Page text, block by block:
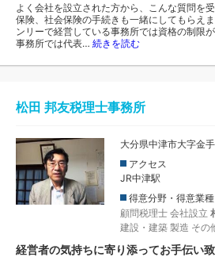
よく会社を設立された方から、こんな質問を
保険、社会保険の手続きも一緒にしてもらえ
ンリーで経営している事務所では資格の制限
事務所では代表… 続きを読む
松田 邦友税理士事務所
大分県中津市大字金
アクセス
JR中津駅
得意分野・得意業種
顧問税理士 会社設立
建設・建築 製造 その
経営者の気持ちに寄り添ってお手伝い致